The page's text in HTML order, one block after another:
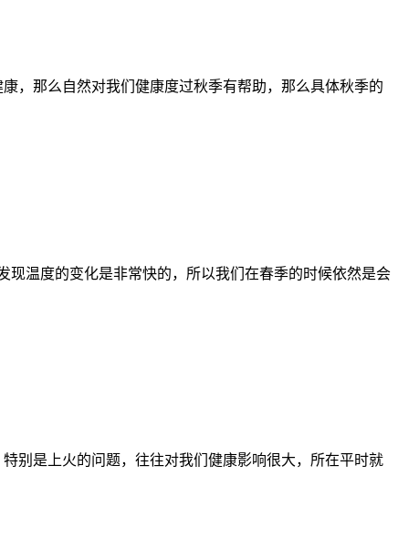
，那么自然对我们健康度过秋季有帮助，那么具体秋季的
温度的变化是非常快的，所以我们在春季的时候依然是会
别是上火的问题，往往对我们健康影响很大，所在平时就